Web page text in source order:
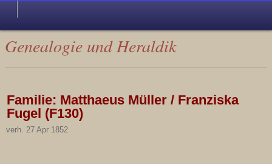
Genealogie und Heraldik
Familie: Matthaeus Müller / Franziska
Fugel (F130)
verh. 27 Apr 1852